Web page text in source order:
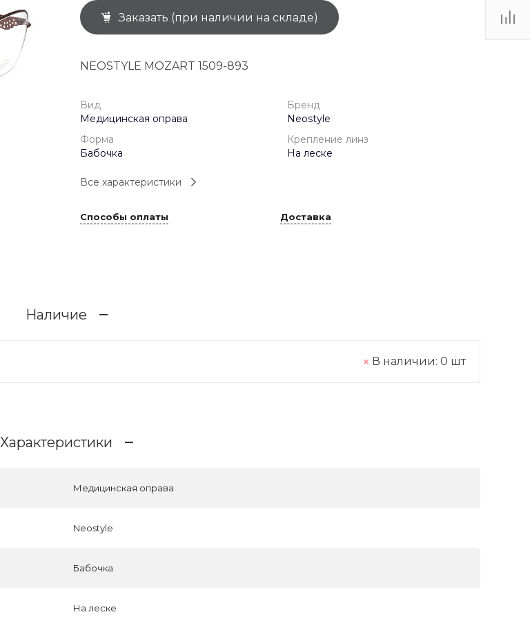
+7 (926) 092 4274
г. Королёв, пр-т
(0-9)
1 мая: 10:00-19:00
9 мая: 10:00-19:00
Заказать (при наличии на складе)
NEOSTYLE MOZART 1509-893
Вид
Медицинская оправа
Бренд
Neostyle
Форма
Бабочка
Крепление линз
На леске
Все характеристики
Способы оплаты Доставка
Наличие
В наличии: 0 шт
Характеристики
Медицинская оправа
Neostyle
Бабочка
На леске